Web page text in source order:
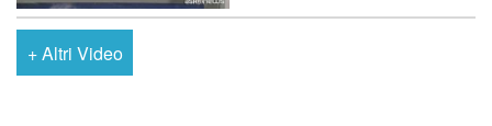
+Altri Video